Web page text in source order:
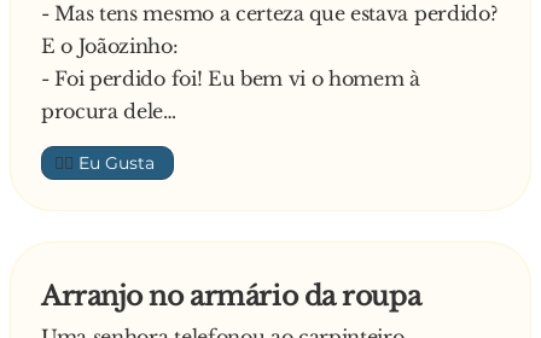
- Mas tens mesmo a certeza que estava perdido?
E o Joãozinho:
- Foi perdido foi! Eu bem vi o homem à
procura dele…
👍🏼
Arranjo no armário da roupa